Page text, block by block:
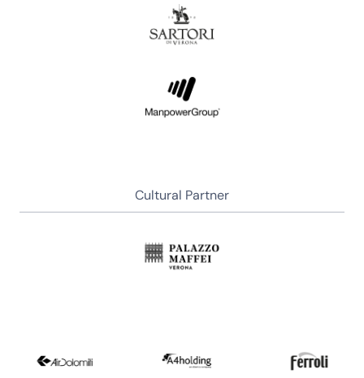
Cultural Partner